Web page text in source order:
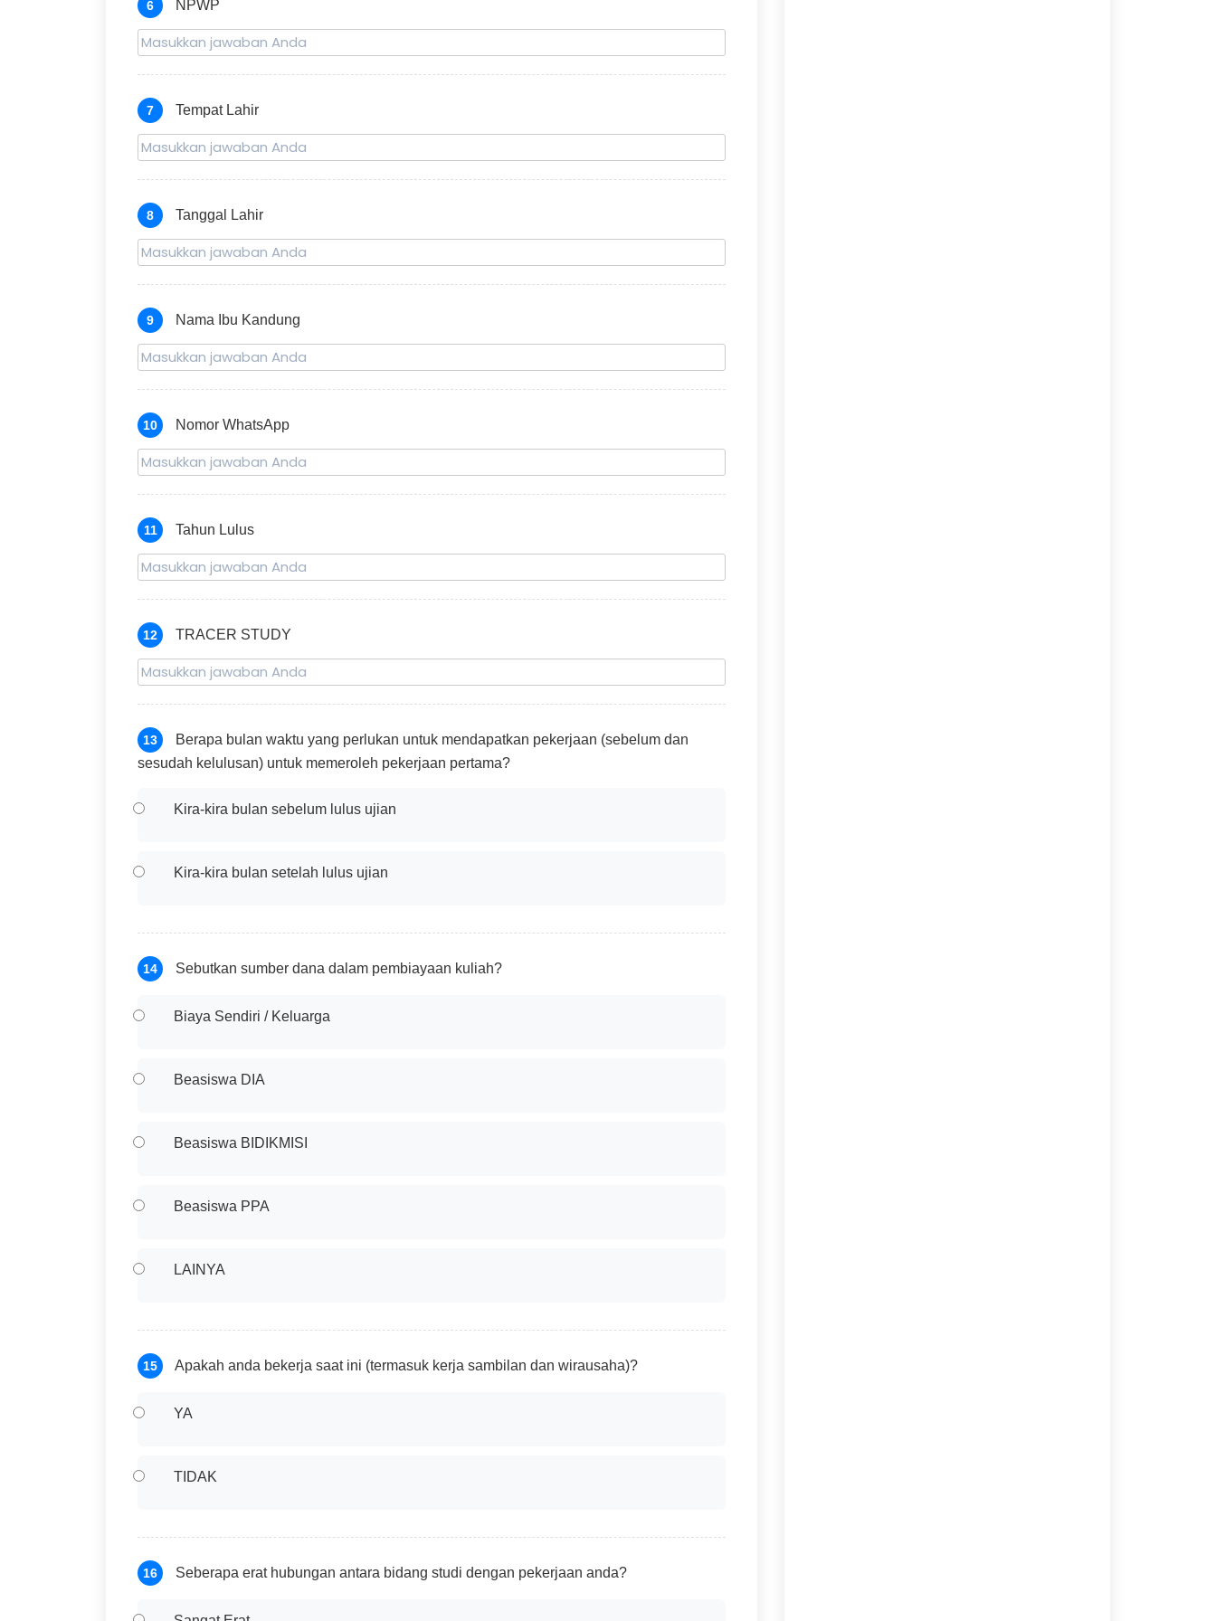
6 NPWP
7 Tempat Lahir
8 Tanggal Lahir
9 Nama Ibu Kandung
10 Nomor WhatsApp
11 Tahun Lulus
12 TRACER STUDY
13
Berapa bulan waktu yang perlukan untuk mendapatkan pekerjaan (sebelum dan
sesudah kelulusan) untuk memeroleh pekerjaan pertama?
Kira-kira bulan sebelum lulus ujian
Kira-kira bulan setelah lulus ujian
14 Sebutkan sumber dana dalam pembiayaan kuliah?
Biaya Sendiri / Keluarga
Beasiswa DIA
Beasiswa BIDIKMISI
Beasiswa PPA
LAINYA
15 Apakah anda bekerja saat ini (termasuk kerja sambilan dan wirausaha)?
YA
TIDAK
16 Seberapa erat hubungan antara bidang studi dengan pekerjaan anda?